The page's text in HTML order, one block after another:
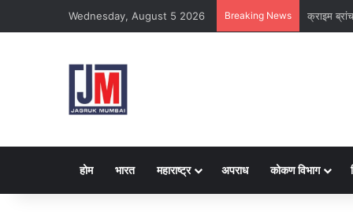
Wednesday, August 5 2026 Breaking News नवी मुंबई
होम भारत महाराष्ट्र अपराध कोकण विभाग